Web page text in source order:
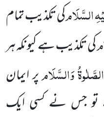
السَّلَامکی تکذیب تمام
کی تکذیب ہے کیونکہ ہر
وَالسَّلَامپر ایمان
تو جس نے کسی ایک